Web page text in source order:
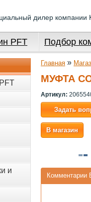
дилер компании
PFT Подбор
Главная »
МУФТА
Артикул:
Задать
В магазин
Комментарии
и